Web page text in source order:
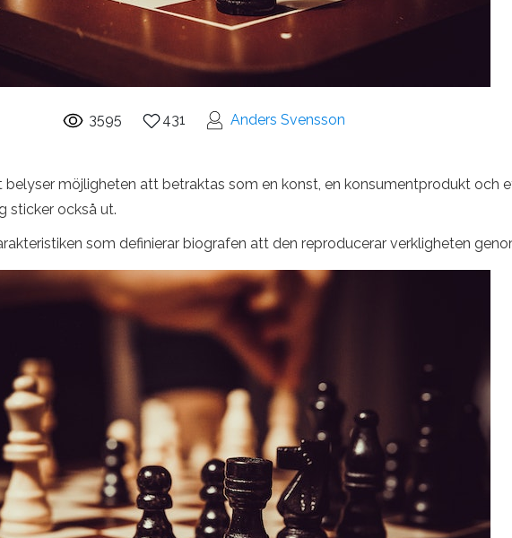
3595 431 Anders Svensson
möjligheten att betraktas som en konst, en konsumentprodukt och
sticker också ut.
som definierar biografen att den reproducerar verkligheten